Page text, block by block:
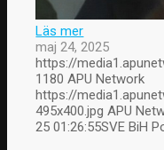
Läs mer
maj 24, 2025
https://
1180 APU Network
https://
495x400.jpg APU
25 01:26:55SVE BiH